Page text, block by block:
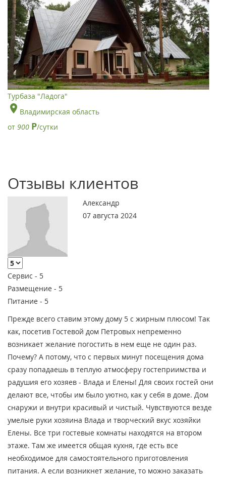
Турбаза "Ладога"
Владимирская область
от 900 Р/сутки
Отзывы клиентов
Александр
07 августа 2024
Сервис - 5
Размещение - 5
Питание - 5
Прежде всего ставим этому дому 5 с жирным плюсом! Так
как, посетив Гостевой дом Петровых непременно
возникает желание погостить в нем еще не один раз.
Почему? А потому, что с первых минут посещения дома
сразу попадаешь в теплую атмосферу гостеприимства и
радушия его хозяев - Влада и Елены! Для своих гостей они
делают все, чтобы им было уютно, как у себя в доме. Дом
снаружи и внутри красивый и чистый. Чувствуются везде
умелые руки хозяина Влада и творческий вкус хозяйки
Елены. Все три гостевые комнаты находятся на втором
этаже. Там же имеется общая кухня, где есть все
необходимое для самостоятельного приготовления
питания. А если возникнет желание, то можно заказать